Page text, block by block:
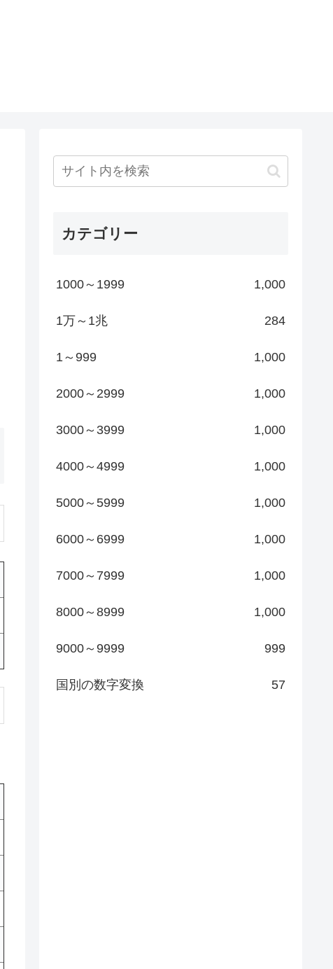
カテゴリー
1000～1999 1,000
1万～1兆 284
1～999 1,000
2000～2999 1,000
3000～3999 1,000
4000～4999 1,000
5000～5999 1,000
6000～6999 1,000
7000～7999 1,000
8000～8999 1,000
9000～9999 999
国別の数字変換 57